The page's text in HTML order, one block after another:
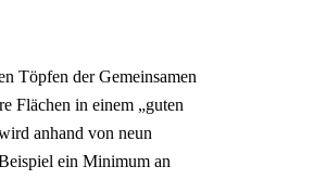
Töpfen der Gemeinsamen
Flächen in einem „guten
anhand von neun
ein Minimum an